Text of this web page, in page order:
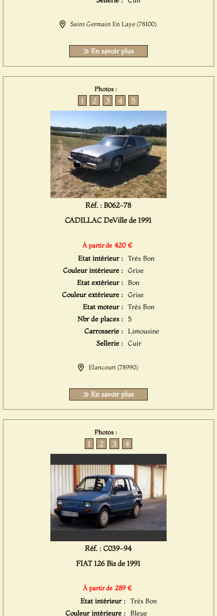
Saint Germain En Laye (78100)
En savoir plus
Photos :
1 2 3 4 5
Réf. : B062-78
CADILLAC DeVille de 1991
À partir de 420 €
Etat intérieur : Très Bon
Couleur intérieure : Grise
Etat extérieur : Bon
Couleur extérieure : Grise
Etat moteur : Très Bon
Nbr de places : 5
Carrosserie : Limousine
Sellerie : Cuir
Elancourt (78990)
En savoir plus
Photos :
1 2 3 4
Réf. : C039-94
FIAT 126 Bis de 1991
À partir de 289 €
Etat intérieur : Très Bon
Couleur intérieure : Bleue